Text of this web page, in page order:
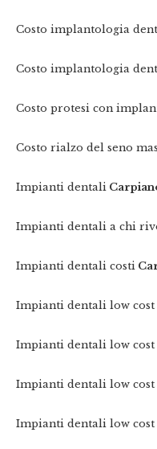
Costo implantologia
Costo implantologia
Costo protesi con
Costo rialzo del seno
Impianti dentali
Impianti dentali a chi
Impianti dentali costi
Impianti dentali low cost
Impianti dentali low
Impianti dentali low
Impianti dentali low cost